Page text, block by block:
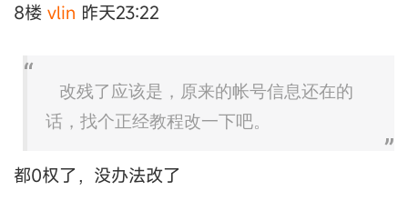
8楼 vlin 昨天23:22
改残了应该是，原来的帐号信息还在的
话，找个正经教程改一下吧。
都0权了，没办法改了